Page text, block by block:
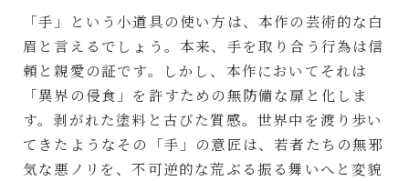
「手」という小道具の使い方は、本作の芸術的な白
眉と言えるでしょう。本来、手を取り合う行為は信
頼と親愛の証です。しかし、本作においてそれは
「異界の侵食」を許すための無防備な扉と化しま
す。剥がれた塗料と古びた質感。世界中を渡り歩い
てきたようなその「手」の意匠は、若者たちの無邪
気な悪ノリを、不可逆的な荒ぶる振る舞いへと変貌